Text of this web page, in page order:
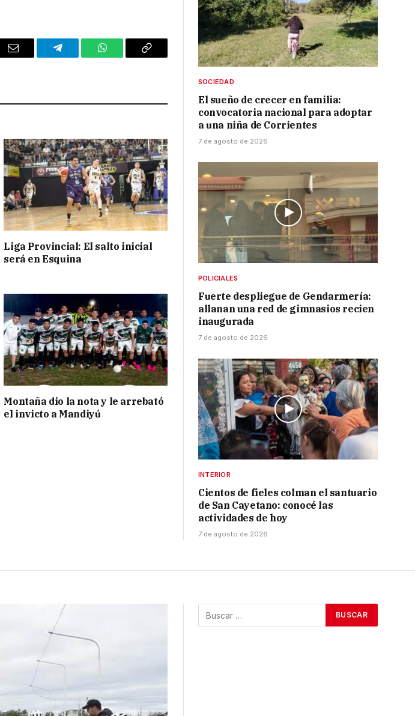
Email Telegram WhatsAppCopy
Liga Provincial: El salto inicial
será en Esquina
Montaña dio la nota y le arrebató
el invicto a Mandiyú
SOCIEDAD
El sueño de crecer en familia:
convocatoria nacional para adoptar
a una niña de Corrientes
7 de agosto de 2026
POLICIALES
Fuerte despliegue de Gendarmería:
allanan una red de gimnasios recien
inaugurada
7 de agosto de 2026
INTERIOR
Cientos de fieles colman el santuario
de San Cayetano: conocé las
actividades de hoy
7 de agosto de 2026